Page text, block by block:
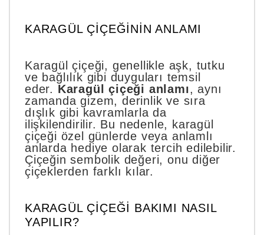
KARAGÜL ÇIÇEĞININ ANLAMI
Karagül çiçeği, genellikle aşk, tutku
ve bağlılık gibi duyguları temsil
eder. Karagül çiçeği anlamı, aynı
zamanda gizem, derinlik ve sıra
dışlık gibi kavramlarla da
ilişkilendirilir. Bu nedenle, karagül
çiçeği özel günlerde veya anlamlı
anlarda hediye olarak tercih edilebilir.
Çiçeğin sembolik değeri, onu diğer
çiçeklerden farklı kılar.
KARAGÜL ÇIÇEĞI BAKIMI NASIL
YAPILIR?